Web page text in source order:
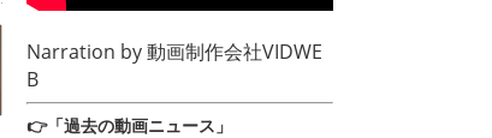
Narration by動画制作会社VIDWE
B
👉「過去の動画ニュース」